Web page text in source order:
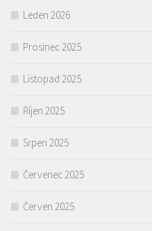
Leden 2026
Prosinec 2025
Listopad 2025
Říjen 2025
Srpen 2025
Červenec 2025
Červen 2025